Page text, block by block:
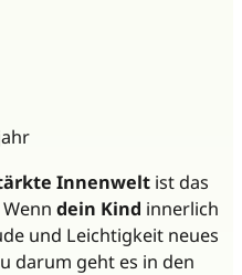
Innenwelt ist das
dein Kind innerlich
und Leichtigkeit neues
darum geht es in den